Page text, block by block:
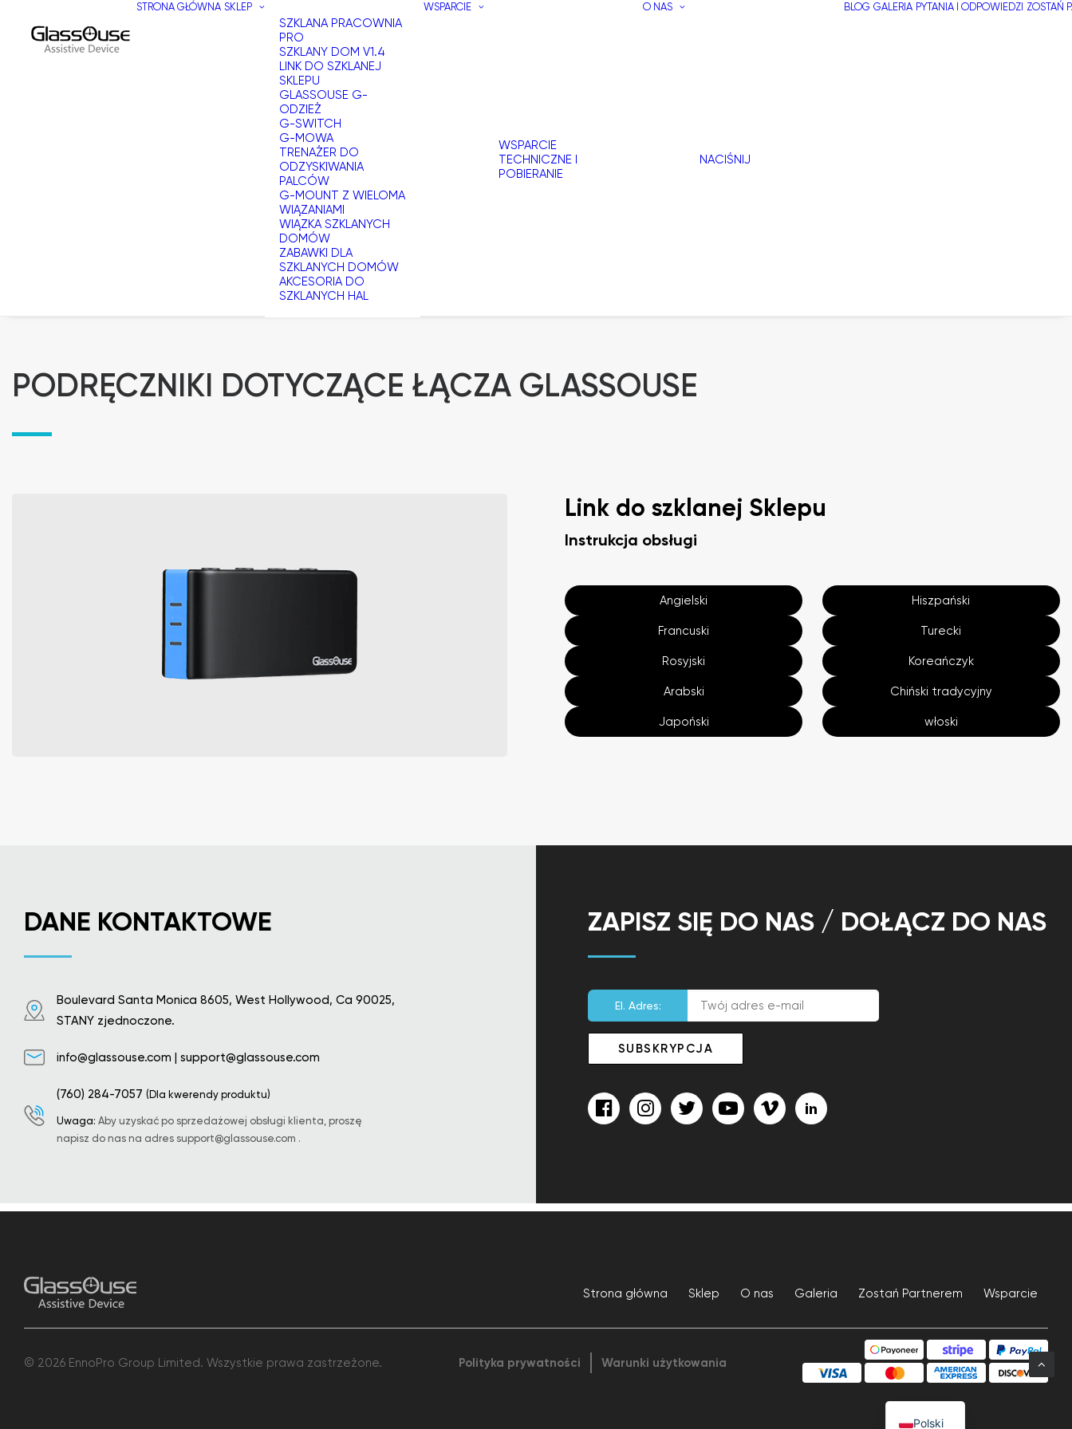
STRONA GŁÓWNA SKLEP
SZKLANA PRACOWNIA
PRO
SZKLANY DOM V1.4
LINK DO SZKLANEJ
SKLEPU
GLASSOUSE G-
ODZIEŻ
G-SWITCH
G-MOWA
TRENAŻER DO
ODZYSKIWANIA
PALCÓW
G-MOUNT Z WIELOMA
WIĄZANIAMI
WIĄZKA SZKLANYCH
DOMÓW
ZABAWKI DLA
SZKLANYCH DOMÓW
AKCESORIA DO
SZKLANYCH HAL
WSPARCIE
WSPARCIE
TECHNICZNE I
POBIERANIE
O NAS
NACIŚNIJ
BLOG GALERIA PYTANIA I ODPOWIEDZI ZOSTAŃ
PODRĘCZNIKI DOTYCZĄCE ŁĄCZA GLASSOUSE
Link do szklanej Sklepu
Instrukcja obsługi
Angielski Hiszpański
Francuski Turecki
Rosyjski Koreańczyk
Arabski Chiński tradycyjny
Japoński włoski
DANE KONTAKTOWE
Boulevard Santa Monica 8605, West Hollywood, Ca 90025,
STANY zjednoczone.
info@glassouse.com | support@glassouse.com
(760) 284-7057 (Dla kwerendy produktu)
Uwaga: Aby uzyskać po sprzedażowej obsługi klienta, proszę
napisz do nas na adres support@glassouse.com .
ZAPISZ SIĘ DO NAS / DOŁĄCZ DO NAS
El. Adres:
Strona główna Sklep O nas Galeria Zostań Partnerem Wsparcie
© 2026 EnnoPro Group Limited. Wszystkie prawa zastrzeżone. Polityka prywatności Warunki użytkowania
Polski